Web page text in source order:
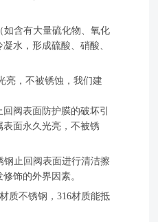
如含有大量硫化物、氧化
水，形成硫酸、硝酸、
亮，不被锈蚀，我们建
阀表面防护膜的破坏引
面永久光亮，不被锈
钢止回阀表面进行清洁擦
饰的外界因素。
质不锈钢，316材质能抵